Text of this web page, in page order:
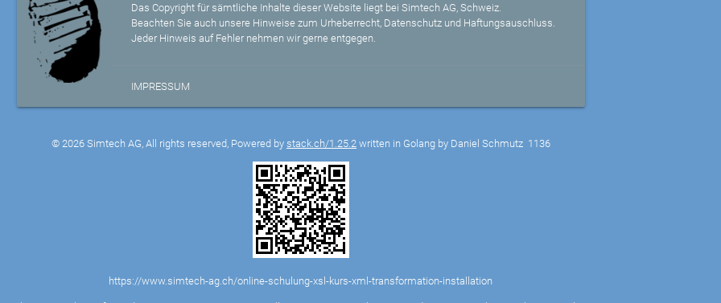
Das Copyright für sämtliche Inhalte dieser Website liegt bei Simtech AG, Schweiz.
Beachten Sie auch unsere Hinweise zum Urheberrecht, Datenschutz und Haftungsauschluss.
Jeder Hinweis auf Fehler nehmen wir gerne entgegen.
IMPRESSUM
© 2026 Simtech AG, All rights reserved, Powered by stack.ch/1.25.2written in Golang by Daniel Schmutz 1136
https://www.simtech-ag.ch/online-schulung-xsl-kurs-xml-transformation-installation